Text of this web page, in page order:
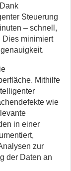
Steuerung
– schnell,
Dies minimiert
Mithilfe
wie
in einer
zur
der Daten an